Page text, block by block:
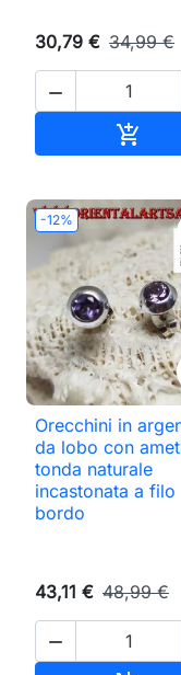
30,79 € 34,99 €


-12%
Orecchini in
da lobo con
tonda naturale
incastonata a filo
bordo
43,11 € 48,99 €
